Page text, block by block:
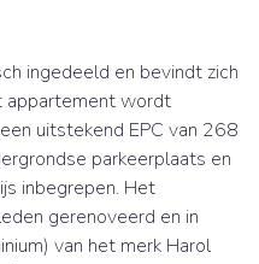
ingedeeld en bevindt zich
appartement wordt
uitstekend EPC van 268
parkeerplaats en
inbegrepen. Het
gerenoveerd en in
van het merk Harol